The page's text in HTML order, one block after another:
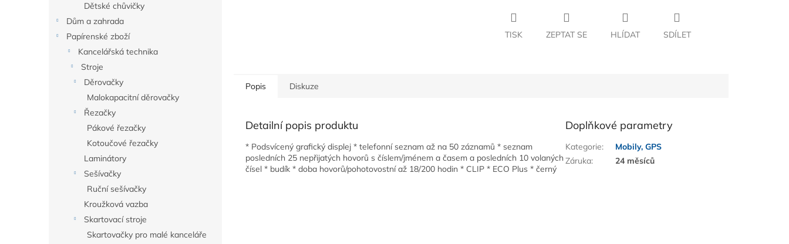
Dětské chůvičky
Dům a zahrada
Papírenské zboží
Kancelářská technika
Stroje
Děrovačky
Malokapacitní děrovačky
Řezačky
Pákové řezačky
Kotoučové řezačky
Laminátory
Sešívačky
Ruční sešívačky
Kroužková vazba
Skartovací stroje
Skartovačky pro malé kanceláře
TISK ZEPTAT SE HLÍDAT SDÍLET
Popis Diskuze
Detailní popis produktu
* Podsvícený grafický displej * telefonní seznam až na 50 záznamů * seznam
posledních 25 nepřijatých hovorů s číslem/jménem a časem a posledních 10 volaných
čísel * budík * doba hovorů/pohotovostní až 18/200 hodin * CLIP * ECO Plus * černý
Doplňkové parametry
Kategorie:
Mobily, GPS
Záruka: 24 měsíců